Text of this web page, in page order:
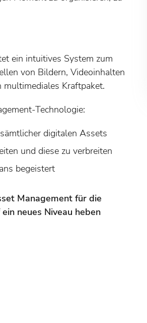
ein intuitives System zum
von Bildern, Videoinhalten
Kraftpaket.
Technologie:
digitalen Assets
und diese zu verbreiten
begeistert
Management für die
neues Niveau heben